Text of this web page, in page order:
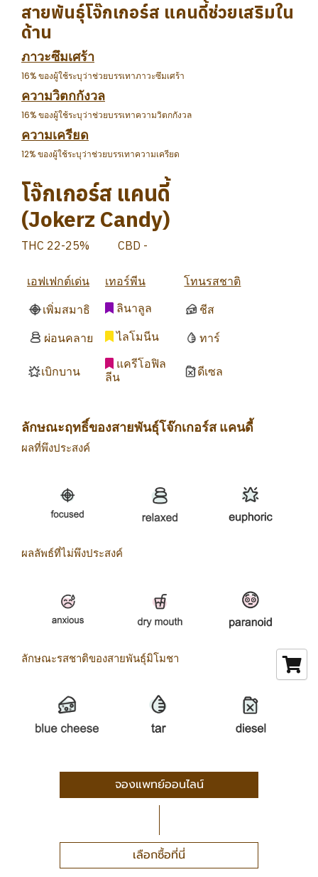
สายพันธุ์โจ๊กเกอร์ส แคนดี้ช่วยเสริมใน
ด้าน
ภาวะซึมเศร้า
16% ของผู้ใช้ระบุว่าช่วยบรรเทาภาวะซึมเศร้า
ความวิตกกังวล
16% ของผู้ใช้ระบุว่าช่วยบรรเทาความวิตกกังวล
ความเครียด
12% ของผู้ใช้ระบุว่าช่วยบรรเทาความเครียด
โจ๊กเกอร์ส แคนดี้
(Jokerz Candy)
THC 22-25% CBD -
เอฟเฟกต์เด่น เทอร์พีน
โทนรสชาติ
เพิ่มสมาธิ
ลินาลูล
ชีส
ผ่อนคลาย
ไลโมนีน ทาร์
เบิกบาน
แครีโอฟิล
ลีน
ดีเซล
ลักษณะฤทธิ์ของสายพันธุ์โจ๊กเกอร์ส แคนดี้
ผลที่พึงประสงค์
ผลลัพธ์ที่ไม่พึงประสงค์
ลักษณะรสชาติของสายพันธุ์มิโมชา
จองแพทย์ออนไลน์
เลือกซื้อที่นี่